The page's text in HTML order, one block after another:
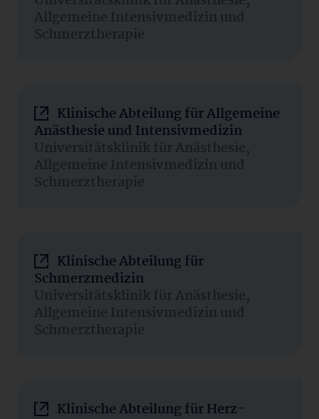
Allgemeine Intensivmedizin und
Schmerztherapie
Klinische Abteilung für Allgemeine
Anästhesie und Intensivmedizin
Universitätsklinik für Anästhesie,
Allgemeine Intensivmedizin und
Schmerztherapie
Klinische Abteilung für
Schmerzmedizin
Universitätsklinik für Anästhesie,
Allgemeine Intensivmedizin und
Schmerztherapie
Klinische Abteilung für Herz-